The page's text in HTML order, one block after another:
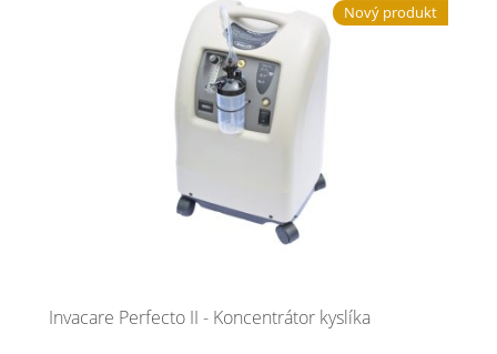
Nový produkt
Invacare Perfecto II - Koncentrátor kyslíka